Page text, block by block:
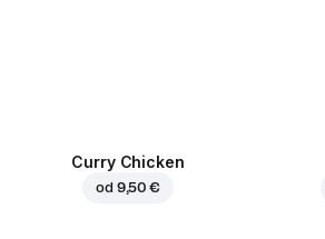
Curry Chicken
od 9,50 €